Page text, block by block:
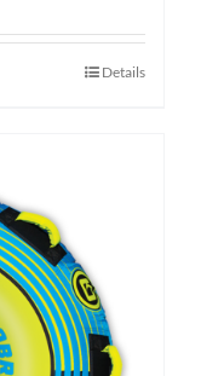
Details